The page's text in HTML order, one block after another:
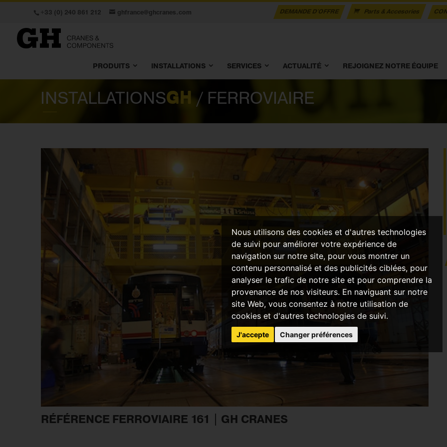
Nous utilisons des cookies et d'autres technologies
de suivi pour améliorer votre expérience de
navigation sur notre site, pour vous montrer un
contenu personnalisé et des publicités ciblées, pour
analyser le trafic de notre site et pour comprendre la
provenance de nos visiteurs. En naviguant sur notre
site Web, vous consentez à notre utilisation de
cookies et d'autres technologies de suivi.
J'accepte Changer préférences
+33 (0) 240 861 212 ghfrance@ghcranes.com DEMANDE D'OFFRE Parts & Accesories
PRODUITS INSTALLATIONS SERVICES ACTUALITÉ REJOIGNEZ NOTRE ÉQUIPE
INSTALLATIONSGH / FERROVIAIRE
RÉFÉRENCE FERROVIAIRE 161 | GH CRANES